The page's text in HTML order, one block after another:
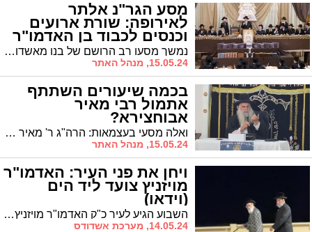
מסע הגר"נ אלתר
לאירופה: שורת ארועים
וכנסים לכבוד בן האדמו"ר
נמשך מסעו רב הרושם של בנו מאשדוד של האדמו"ר מגור, הרה"ג ר' נחמיה אלתר, לאירופה. השבוע התקיימו שורה של כינוסים בחסידות גור לכבודו של האורח שסייר במוסדות ועמד על חות קביעת עתים לתורה. בהמשך צפוי הגר"נ להמשיך לארה"ב
15.05.24, מנהל האתר
בכמה שיעורים השתתף
אתמול רבי מאיר
אבוחצירא?
ואלה מסעי בעצמאות: הרה"ג ר' מאיר אבוחצירא בסבב שיעורי תורה במסגרת "בר בי רב דחד יומא"
15.05.24, מנהל האתר
ויחן את פני העיר: האדמו"ר
מויזניץ צועד ליד הים
(וידאו)
השבוע הגיע לעיר כ"ק האדמו"ר מויזניץ שליט"א שישהה בה בשלושת השבועות הקרובים. אתמול לעת ערב תועד מתהלך עם מקורבו בטיילת שליד החוף
14.05.24, מערכת אשדודס